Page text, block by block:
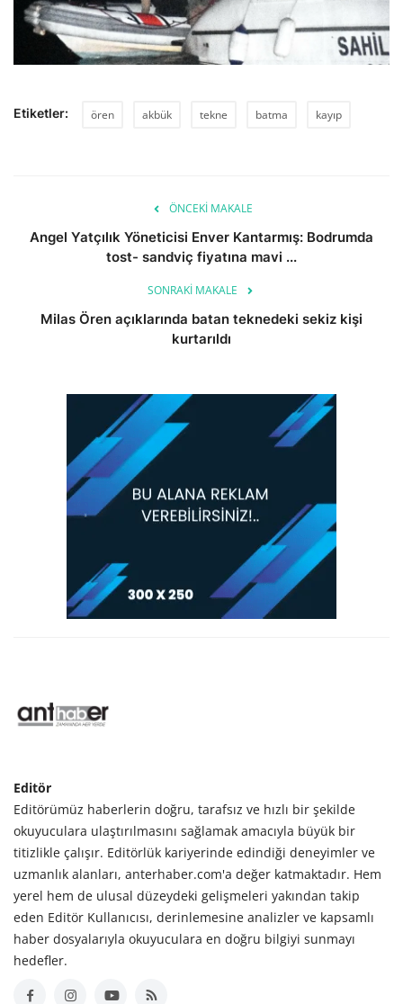
Etiketler: ören akbük tekne batma kayıp
ÖNCEKI MAKALE
Angel Yatçılık Yöneticisi Enver Kantarmış: Bodrumda
tost- sandviç fiyatına mavi ...
SONRAKI MAKALE
Milas Ören açıklarında batan teknedeki sekiz kişi
kurtarıldı
Editör
Editörümüz haberlerin doğru, tarafsız ve hızlı bir şekilde
okuyuculara ulaştırılmasını sağlamak amacıyla büyük bir
titizlikle çalışır. Editörlük kariyerinde edindiği deneyimler ve
uzmanlık alanları, anterhaber.com'a değer katmaktadır. Hem
yerel hem de ulusal düzeydeki gelişmeleri yakından takip
eden Editör Kullanıcısı, derinlemesine analizler ve kapsamlı
haber dosyalarıyla okuyuculara en doğru bilgiyi sunmayı
hedefler.